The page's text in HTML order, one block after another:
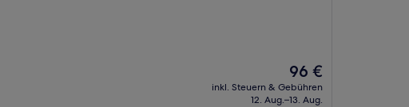
Der
Preis
beträgt
96 €
inkl. Steuern & Gebühren
12. Aug.–13. Aug.